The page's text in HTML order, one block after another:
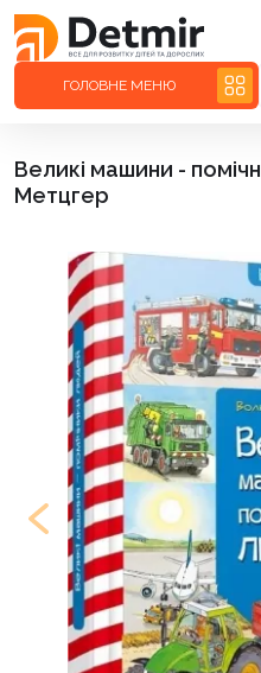
ГОЛОВНЕ МЕНЮ
Великі машини -
Метцгер